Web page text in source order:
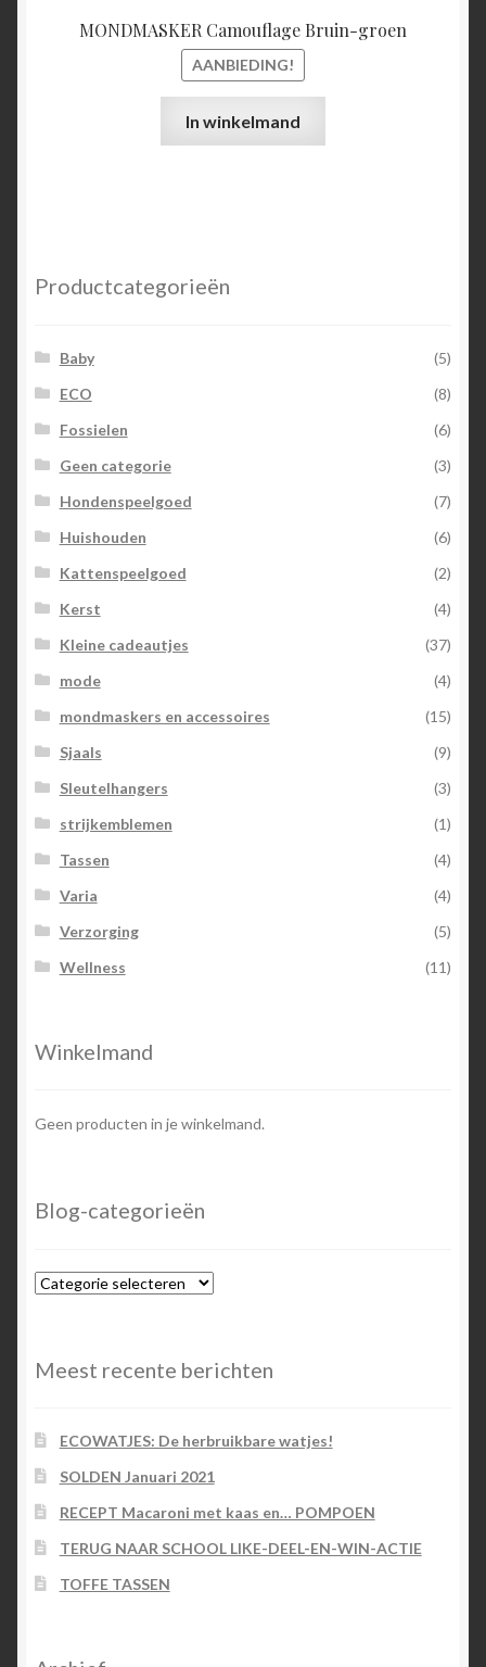
MONDMASKER Camouflage Bruin-groen
AANBIEDING!
In winkelmand
Productcategorieën
Baby
(5)
ECO
(8)
Fossielen
(6)
Geen categorie
(3)
Hondenspeelgoed
(7)
Huishouden
(6)
Kattenspeelgoed
(2)
Kerst
(4)
Kleine cadeautjes
(37)
mode
(4)
mondmaskers en accessoires
(15)
Sjaals
(9)
Sleutelhangers
(3)
strijkemblemen
(1)
Tassen
(4)
Varia
(4)
Verzorging
(5)
Wellness
(11)
Winkelmand
Geen producten in je winkelmand.
Blog-categorieën
Blog-
Meest recente berichten
ECOWATJES: De herbruikbare watjes!
SOLDEN Januari 2021
RECEPT Macaroni met kaas en… POMPOEN
TERUG NAAR SCHOOL LIKE-DEEL-EN-WIN-ACTIE
TOFFE TASSEN